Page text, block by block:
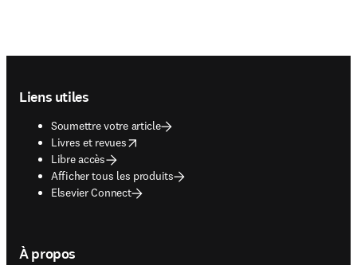
Liens utiles
Soumettre votre article
Livres et revues
opens in new tab/window
Libre accès
Afficher tous les produits
Elsevier Connect
À propos